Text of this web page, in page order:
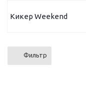
Кикер Weekend
Фильтр